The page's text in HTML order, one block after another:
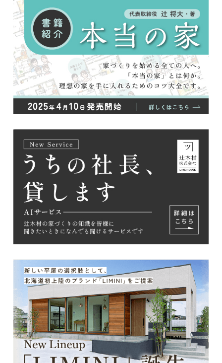
2026/07/27
8月のイベント情報を更新しました